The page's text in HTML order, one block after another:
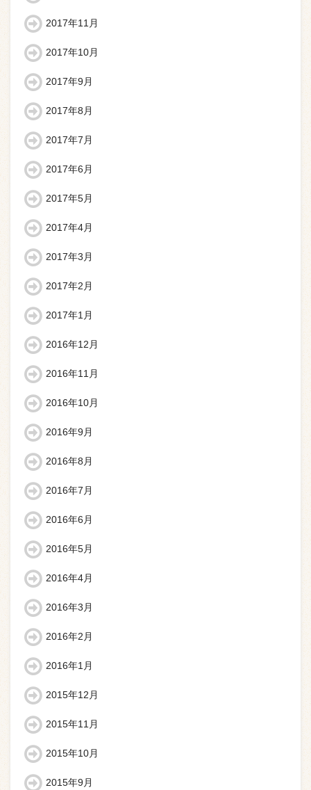
2017年11月
2017年10月
2017年9月
2017年8月
2017年7月
2017年6月
2017年5月
2017年4月
2017年3月
2017年2月
2017年1月
2016年12月
2016年11月
2016年10月
2016年9月
2016年8月
2016年7月
2016年6月
2016年5月
2016年4月
2016年3月
2016年2月
2016年1月
2015年12月
2015年11月
2015年10月
2015年9月